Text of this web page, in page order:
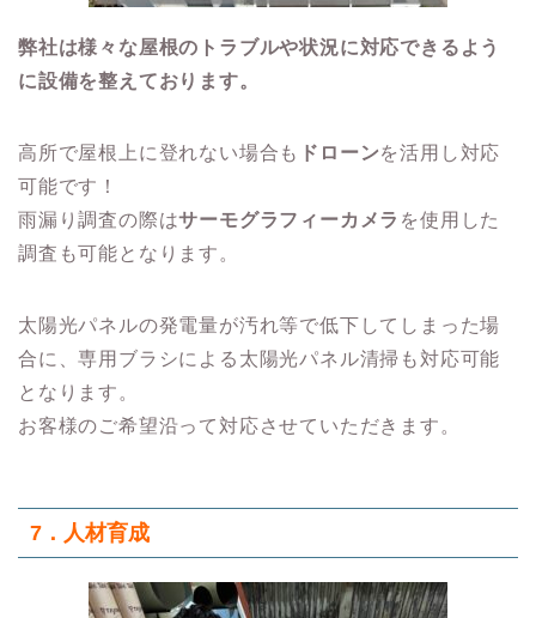
弊社は様々な屋根のトラブルや状況に対応できるよう
に設備を整えております。
高所で屋根上に登れない場合も ドローンを活用し対応
可能です！
雨漏り調査の際はサーモグラフィーカメラ を使用した
調査も可能となります。
太陽光パネルの発電量が汚れ等で低下してしまった場
合に、専用ブラシによる太陽光パネル清掃も対応可能
となります。
お客様のご希望沿って対応させていただきます。
7．人材育成